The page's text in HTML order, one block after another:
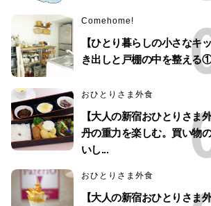
Comehome!
【ひとり暮らしの小さなキ
き出しと戸棚の中を整える
おひとりさま外食
【大人の新宿おひとりさま
丹の重力を楽しむ。買い物
いし...
おひとりさま外食
【大人の新宿おひとりさま